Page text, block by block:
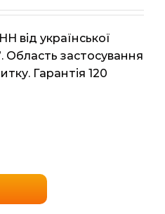
від української
Область застосування
Гарантія 120